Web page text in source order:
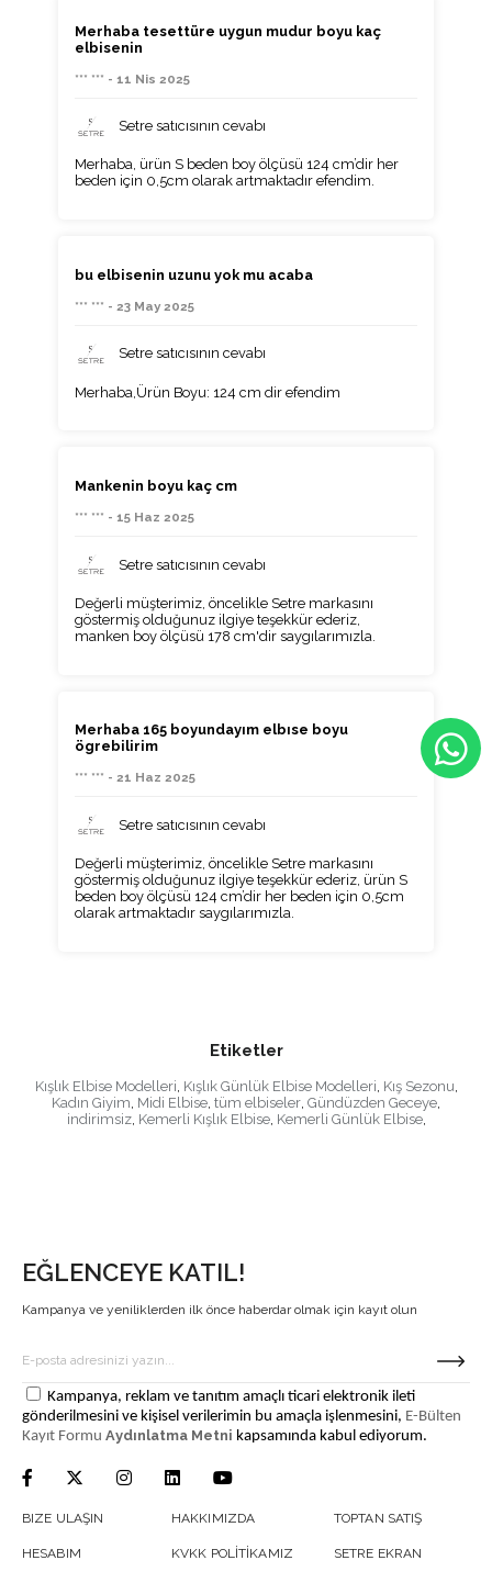
Merhaba tesettüre uygun mudur boyu kaç
elbisenin
*** *** - 11 Nis 2025
Setre satıcısının cevabı
Merhaba, ürün S beden boy ölçüsü 124 cm’dir her
beden için 0,5cm olarak artmaktadır efendim.
bu elbisenin uzunu yok mu acaba
*** *** - 23 May 2025
Setre satıcısının cevabı
Merhaba,Ürün Boyu: 124 cm dir efendim
Mankenin boyu kaç cm
*** *** - 15 Haz 2025
Setre satıcısının cevabı
Değerli müşterimiz, öncelikle Setre markasını
göstermiş olduğunuz ilgiye teşekkür ederiz,
manken boy ölçüsü 178 cm'dir saygılarımızla.
Merhaba 165 boyundayım elbıse boyu
ögrebilirim
*** *** - 21 Haz 2025
Setre satıcısının cevabı
Değerli müşterimiz, öncelikle Setre markasını
göstermiş olduğunuz ilgiye teşekkür ederiz, ürün S
beden boy ölçüsü 124 cm’dir her beden için 0,5cm
olarak artmaktadır saygılarımızla.
Etiketler
Kışlık Elbise Modelleri Kışlık Günlük Elbise Modelleri Kış Sezonu
Kadın Giyim Midi Elbise tüm elbiseler Gündüzden Geceye
indirimsiz, Kemerli Kışlık Elbise, Kemerli Günlük Elbise,
EĞLENCEYE KATIL!
Kampanya ve yeniliklerden ilk önce haberdar olmak için kayıt olun
Kampanya, reklam ve tanıtım amaçlı ticari elektronik ileti
gönderilmesini ve kişisel verilerimin bu amaçla işlenmesini, E-Bülten
Kayıt Formu Aydınlatma Metni kapsamında kabul ediyorum.
BIZE ULAŞIN
HESABIM
HAKKIMIZDA
KVKK POLİTİKAMIZ
TOPTAN SATIŞ
SETRE EKRAN